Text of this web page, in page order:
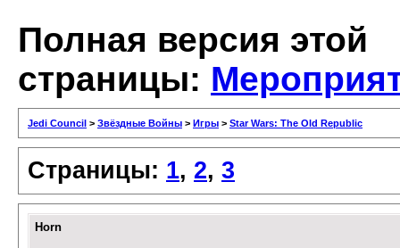
Полная версия этой
страницы:
Jedi Council > Звёздные Войны > Игры > Star Wars: The Old Republic
Страницы: 1, 2, 3
Horn